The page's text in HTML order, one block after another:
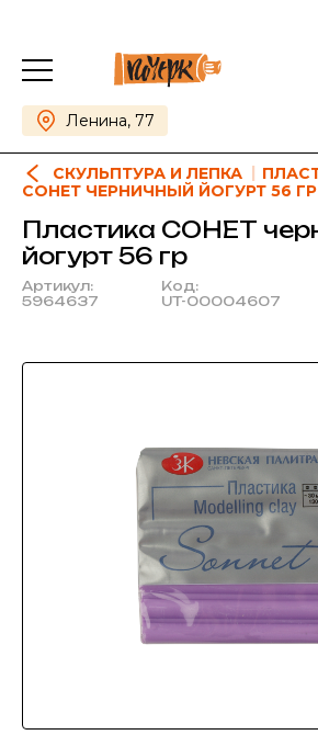
Ленина, 77
СКУЛЬПТУРА И ЛЕПКА
СОНЕТ ЧЕРНИЧНЫЙ ЙОГУРТ 56 ГР
Пластика СОНЕТ
йогурт 56 гр
Артикул:
5964637
Код:
UT-00004607